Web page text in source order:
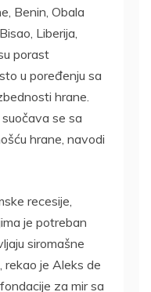
Benin, Obala
Liberija,
porast
u poređenju sa
hrane.
se sa
hrane, navodi
recesije,
je potreban
siromašne
rekao je Aleks de
za mir sa